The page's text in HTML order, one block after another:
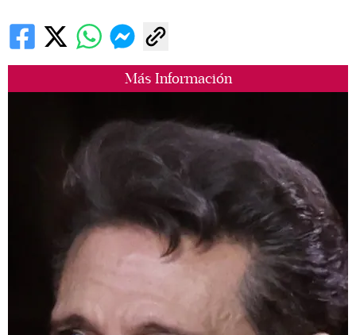
Más Información